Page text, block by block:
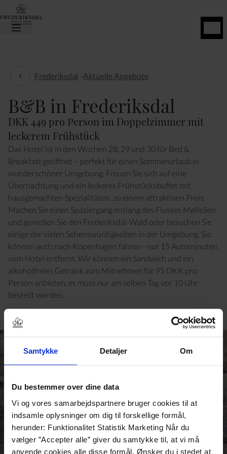
Samtykke Detaljer Om
Du bestemmer over dine data
Vi og vores samarbejdspartnere bruger cookies til at
indsamle oplysninger om dig til forskellige formål,
herunder: Funktionalitet Statistik Marketing Når du
vælger ”Accepter alle” giver du samtykke til, at vi må
anvende cookies alle disse formål. Ønsker du i stedet at
Aktuelle Angebote
Frederiksdal -Aktuelle Angebote
B&B in Frederiksdal
DKK 449 pro Person im Doppelzimmer mit
leckerem Frühstück
Das Hotel ist in den Wochen 28, 29 und 30 für Bed &
Breakfast geöffnet – perfekt für einen Sommerurlaub in
wunderschöner Umgebung. Freuen Sie sich auf eine
Übernachtung und ein leckeres Frühstücksbuffet mit
hausgemachten Spezialitäten, zu einem attraktiven Preis.
Machen Sie einen Spaziergang entlang des Flusses Mølleåen
und genießen Sie den Frederiksdal-Wald oder besuchen Sie
einige der vielen Sehenswürdigkeiten in der Umgebung. Sie
können auch nach Kopenhagen fahren - nur 15 Autominuten
vom Hotel entfernt. Wir können ein Sandwich und ein
alkoholfreies Getränk zum Mitnehmen für 95 DKK pro
Person anbieten, es muss nur am selben Tag vor 10 Uhr
bestellt werden.